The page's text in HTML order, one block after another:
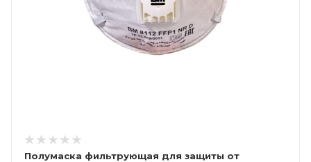
Полумаска фильтрующая для защиты от